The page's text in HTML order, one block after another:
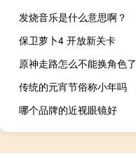
发烧音乐是什么意思啊？
保卫萝卜4 开放新关卡
原神走路怎么不能换角色了
传统的元宵节俗称小年吗
哪个品牌的近视眼镜好
原神怎么领取船